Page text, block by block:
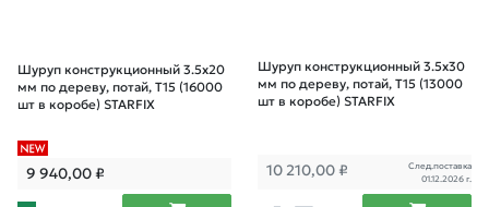
Шуруп конструкционный 3.5х20
мм по дереву, потай, T15 (16000
шт в коробе) STARFIX
9 940,00₽
Шуруп конструкционный 3.5х30
мм по дереву, потай, T15 (13000
шт в коробе) STARFIX
10 210,00 ₽
След.поставка
01.12.2026 г.